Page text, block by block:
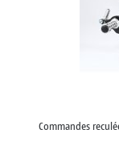
Commandes